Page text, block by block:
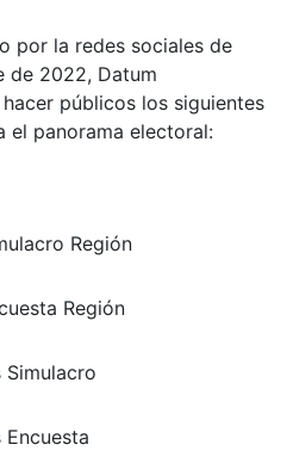
por la redes sociales de
de 2022, Datum
públicos los siguientes
el panorama electoral:
Región
Región
Simulacro
Encuesta